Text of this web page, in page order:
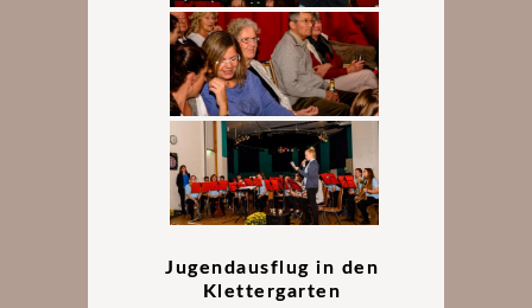
Jugendausflug in den
Klettergarten